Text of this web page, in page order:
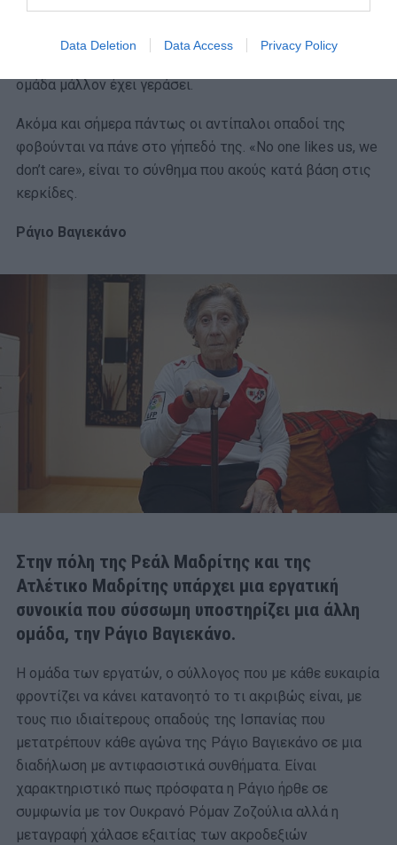
Data Deletion Data Access Privacy Policy
γεγονός ότι πλέον, τα επεισόδια που είναι συνδεδεμένα
με τους οπαδούς της έχουν μειωθεί αισθητά καθώς η
ομάδα μάλλον έχει γεράσει.
Ακόμα και σήμερα πάντως οι αντίπαλοι οπαδοί της
φοβούνται να πάνε στο γήπεδό της. «No one likes us, we
don’t care», είναι το σύνθημα που ακούς κατά βάση στις
κερκίδες.
Ράγιο Βαγιεκάνο
Στην πόλη της Ρεάλ Μαδρίτης και της
Ατλέτικο Μαδρίτης υπάρχει μια εργατική
συνοικία που σύσσωμη υποστηρίζει μια άλλη
ομάδα, την Ράγιο Βαγιεκάνο.
Η ομάδα των εργατών, ο σύλλογος που με κάθε ευκαιρία
φροντίζει να κάνει κατανοητό το τι ακριβώς είναι, με
τους πιο ιδιαίτερους οπαδούς της Ισπανίας που
μετατρέπουν κάθε αγώνα της Ράγιο Βαγιεκάνο σε μια
διαδήλωση με αντιφασιστικά συνθήματα. Είναι
χαρακτηριστικό πως πρόσφατα η Ράγιο ήρθε σε
συμφωνία με τον Ουκρανό Ρόμαν Ζοζούλια αλλά η
μεταγραφή χάλασε εξαιτίας των ακροδεξιών